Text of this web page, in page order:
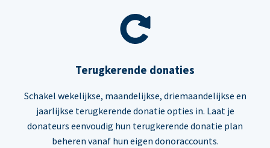
Terugkerende donaties
Schakel wekelijkse, maandelijkse, driemaandelijkse en
jaarlijkse terugkerende donatie opties in. Laat je
donateurs eenvoudig hun terugkerende donatie plan
beheren vanaf hun eigen donoraccounts.